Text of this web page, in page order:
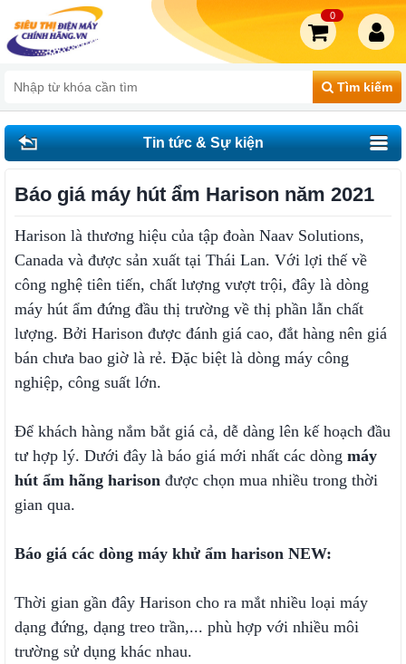
Tìm kiếm
0
Tin tức & Sự kiện
Báo giá máy hút ẩm Harison năm 2021
Harison là thương hiệu của tập đoàn Naav Solutions,
Canada và được sản xuất tại Thái Lan. Với lợi thế về
công nghệ tiên tiến, chất lượng vượt trội, đây là dòng
máy hút ẩm đứng đầu thị trường về thị phần lẫn chất
lượng. Bởi Harison được đánh giá cao, đắt hàng nên giá
bán chưa bao giờ là rẻ. Đặc biệt là dòng máy công
nghiệp, công suất lớn.
Để khách hàng nắm bắt giá cả, dễ dàng lên kế hoạch đầu
tư hợp lý. Dưới đây là báo giá mới nhất các dòng máy
hút ẩm hãng harison được chọn mua nhiều trong thời
gian qua.
Báo giá các dòng máy khử ẩm harison NEW:
Thời gian gần đây Harison cho ra mắt nhiều loại máy
dạng đứng, dạng treo trần,... phù hợp với nhiều môi
trường sử dụng khác nhau.